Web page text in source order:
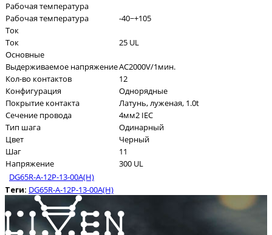
Рабочая температура
Рабочая температура
-40~+105
Ток
Ток
25 UL
Основные
Выдерживаемое напряжениеAC2000V/1мин.
Кол-во контактов
12
Конфигурация
Однорядные
Покрытие контакта
Латунь, луженая, 1.0t
Сечение провода
4мм2 IEC
Тип шага
Одинарный
Цвет
Черный
Шаг
11
Напряжение
300 UL
DG65R-A-12P-13-00A(H)
Теги: DG65R-A-12P-13-00A(H)